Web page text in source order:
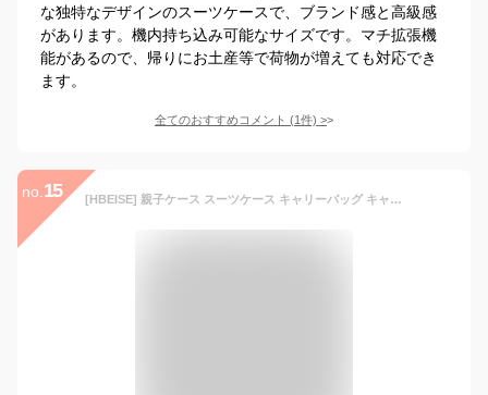
な独特なデザインのスーツケースで、ブランド感と高級感
があります。機内持ち込み可能なサイズです。マチ拡張機
能があるので、帰りにお土産等で荷物が増えても対応でき
ます。
全てのおすすめコメント (1件) >
no. 15 [HBEISE] 親子ケース スーツケース キャリーバッグ キャリーケース 機内持込 超軽量 耐衝撃 大型 静音 360度回転ダブルキャスター 化粧ケース ファスナー TSAローク搭載 スモールケース付き 人気 旅行 ビジネス 出張 入院（Sサイズ、1-3泊、機内持込、ブラック）